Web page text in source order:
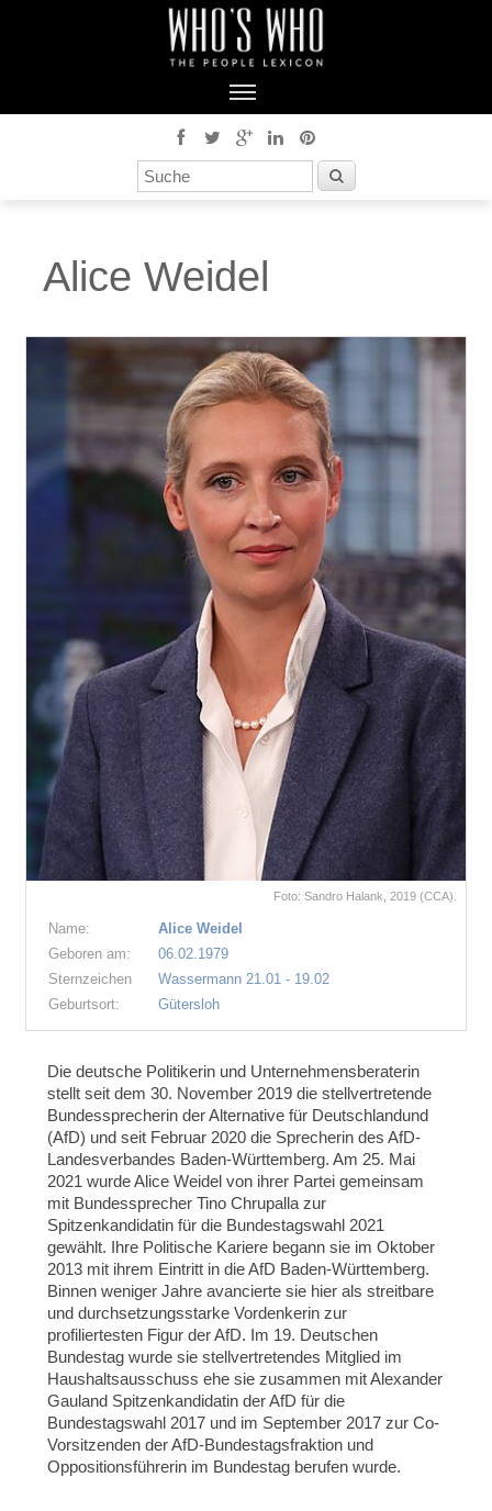
Alice Weidel
Foto: Sandro Halank, 2019 (CCA).
Name:
Alice Weidel
Geboren am:
06.02.1979
Sternzeichen
Wassermann 21.01 - 19.02
Geburtsort:
Gütersloh
Die deutsche Politikerin und Unternehmensberaterin
stellt seit dem 30. November 2019 die stellvertretende
Bundessprecherin der Alternative für Deutschlandund
(AfD) und seit Februar 2020 die Sprecherin des AfD-
Landesverbandes Baden-Württemberg. Am 25. Mai
2021 wurde Alice Weidel von ihrer Partei gemeinsam
mit Bundessprecher Tino Chrupalla zur
Spitzenkandidatin für die Bundestagswahl 2021
gewählt. Ihre Politische Kariere begann sie im Oktober
2013 mit ihrem Eintritt in die AfD Baden-Württemberg.
Binnen weniger Jahre avancierte sie hier als streitbare
und durchsetzungsstarke Vordenkerin zur
profiliertesten Figur der AfD. Im 19. Deutschen
Bundestag wurde sie stellvertretendes Mitglied im
Haushaltsausschuss ehe sie zusammen mit Alexander
Gauland Spitzenkandidatin der AfD für die
Bundestagswahl 2017 und im September 2017 zur Co-
Vorsitzenden der AfD-Bundestagsfraktion und
Oppositionsführerin im Bundestag berufen wurde.